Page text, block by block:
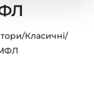
/Класичні/